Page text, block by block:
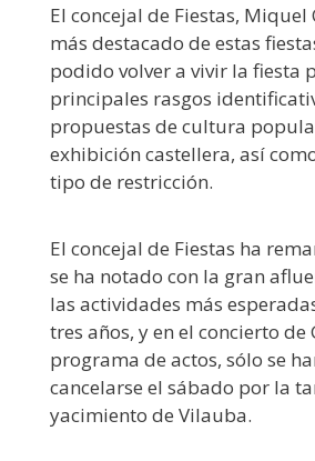
El concejal de Fiestas,
más destacado de estas
podido volver a vivir la fiesta
principales rasgos
propuestas de cultura
exhibición castellera, así
tipo de restricción.
El concejal de Fiestas ha
se ha notado con la gran
las actividades más
tres años, y en el concierto
programa de actos, sólo se
cancelarse el sábado por la
yacimiento de Vilauba.